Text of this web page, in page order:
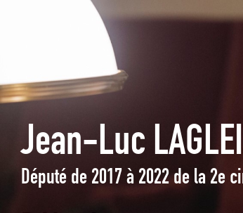
Jean-Luc
Député de 2017 à 2022 de la 2e